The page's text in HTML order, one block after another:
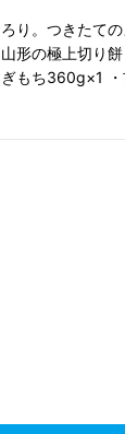
り。つきたて
形の極上切り
もち360g×1